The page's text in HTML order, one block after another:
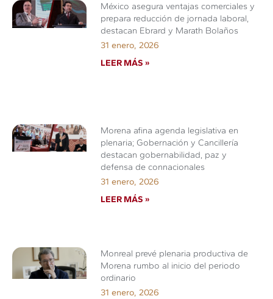
México asegura ventajas comerciales y
prepara reducción de jornada laboral,
destacan Ebrard y Marath Bolaños
31 enero, 2026
LEER MÁS »
Morena afina agenda legislativa en
plenaria; Gobernación y Cancillería
destacan gobernabilidad, paz y
defensa de connacionales
31 enero, 2026
LEER MÁS »
Monreal prevé plenaria productiva de
Morena rumbo al inicio del periodo
ordinario
31 enero, 2026